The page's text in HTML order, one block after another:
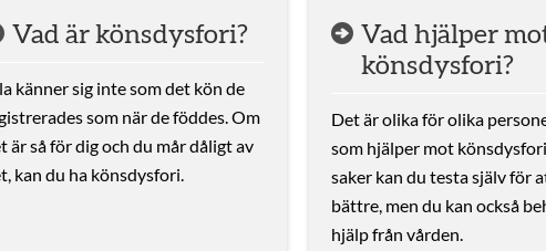
Vad är könsdysfori?
känner sig inte som det kön de
som när de föddes. Om
är så för dig och du mår dåligt av
kan du ha könsdysfori.
Vad hjälper
könsdysfori?
Det är olika för olika
som hjälper mot
saker kan du testa själv för
bättre, men du kan också
hjälp från vården.